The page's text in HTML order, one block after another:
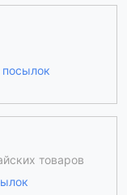
товаров